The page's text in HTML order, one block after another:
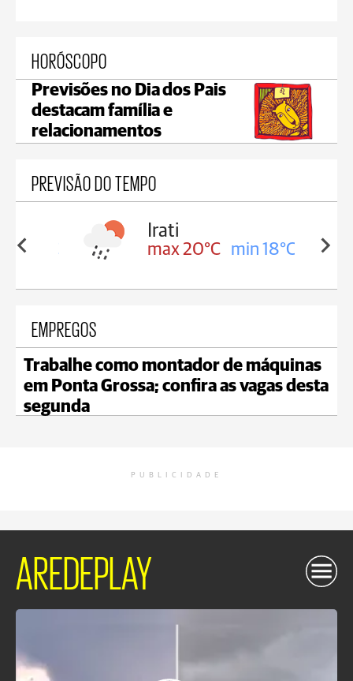
HORÓSCOPO
Previsões no Dia dos Pais
destacam família e
relacionamentos
PREVISÃO DO TEMPO
18°C
Irati
max 20°C min 18°C
EMPREGOS
Trabalhe como montador de máquinas
em Ponta Grossa; confira as vagas desta
segunda
PUBLICIDADE
AREDEPLAY